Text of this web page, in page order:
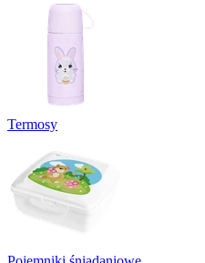
Termosy